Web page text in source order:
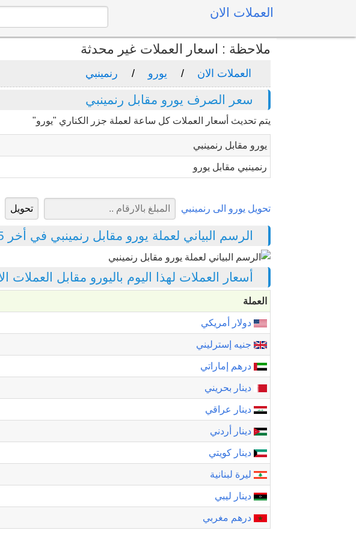
العملات الان
ملاحظة : اسعار العملات غير محدثة
العملات الان يورو رنمينبي
سعر الصرف يورو مقابل رنمينبي
يتم تحديث أسعار العملات كل ساعة لعملة جزر الكناري "يورو"
يورو مقابل رنمينبي
رنمينبي مقابل يورو
تحويل يورو الى رنمينبي
الرسم البياني لعملة يورو مقابل رنمينبي في أخر 5 سنوات
أسعار العملات لهذا اليوم باليورو مقابل العملات
العملة
دولار أمريكي
جنيه إسترليني
درهم إماراتي
دينار بحريني
دينار عراقي
دينار أردني
دينار كويتي
ليرة لبنانية
دينار ليبي
درهم مغربي